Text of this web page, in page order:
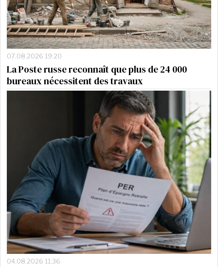
07.08.2026 19:20
La Poste russe reconnaît que plus de 24 000
bureaux nécessitent des travaux
04.08.2026 11:36